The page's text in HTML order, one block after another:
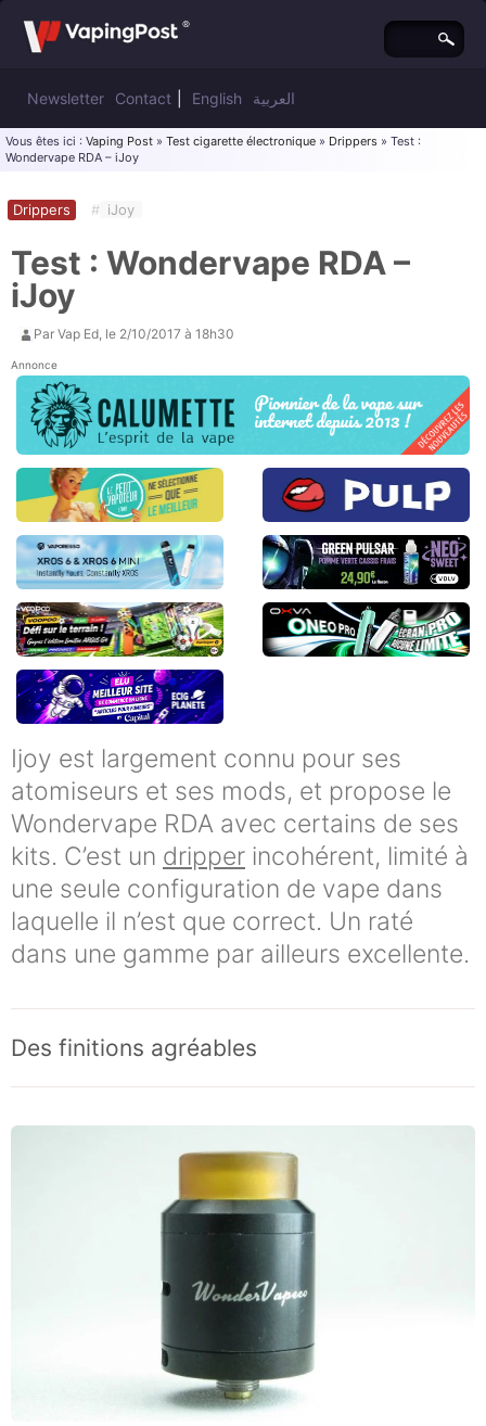
Newsletter Contact English العربية
Vous êtes ici : Vaping Post » Test cigarette électronique » Drippers » Test :
Wondervape RDA – iJoy
Test : Wondervape RDA –
iJoy
Drippers # iJoy
Par Vap Ed, le 2/10/2017 à 18h30
Annonce
Ijoy est largement connu pour ses
atomiseurs et ses mods, et propose le
Wondervape RDA avec certains de ses
kits. C’est un dripper incohérent, limité à
une seule configuration de vape dans
laquelle il n’est que correct. Un raté
dans une gamme par ailleurs excellente.
Des finitions agréables